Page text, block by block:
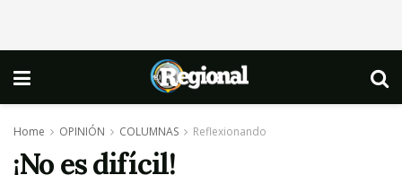
Home OPINIÓN COLUMNAS Reflexionando
¡No es difícil!